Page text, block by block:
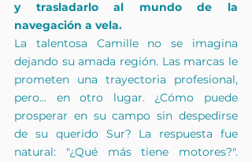
y trasladarlo al mundo de la
navegación a vela.
La talentosa Camille no se imagina
dejando su amada región. Las marcas le
prometen una trayectoria profesional,
pero... en otro lugar. ¿Cómo puede
prosperar en su campo sin despedirse
de su querido Sur? La respuesta fue
natural: "¿Qué más tiene motores?".